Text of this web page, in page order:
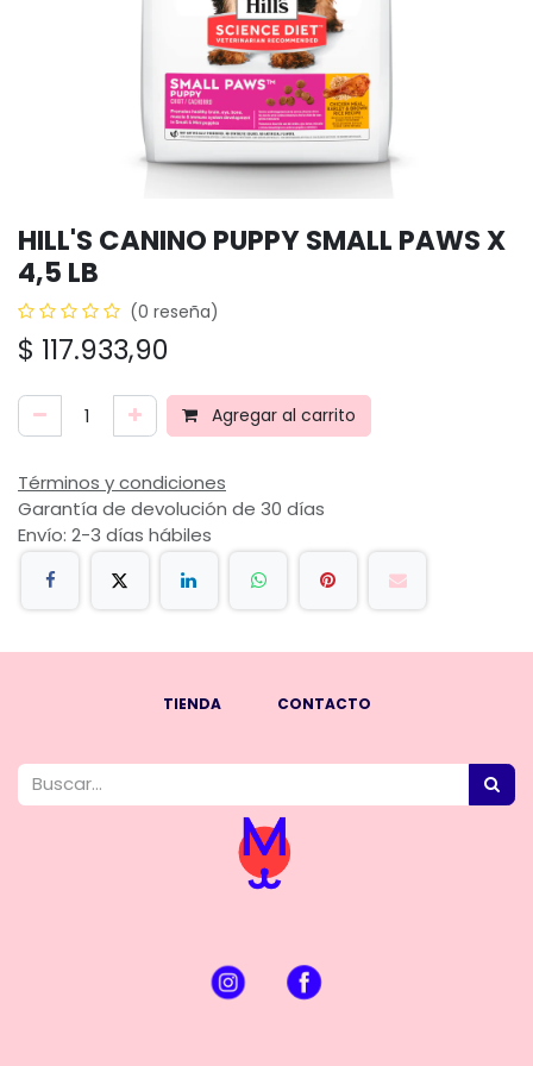
HILL'S CANINO PUPPY SMALL PAWS X
4,5 LB
(0 reseña)
$ 117.933,90
Agregar al carrito
Términos y condiciones
Garantía de devolución de 30 días
Envío: 2-3 días hábiles
TIENDA CONTACTO